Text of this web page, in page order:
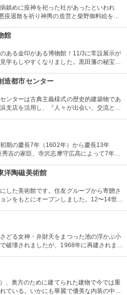
鎮めに疫神を祀った社があったといわれ
疫退散を祈り神輿の造営と柴野御料絵をし
運「玉の輿」のご利益を願う人で賑う。
館
ある金印がある博物館！11/3に常設展示が
学もしやすくなりました。黒田藩の秘宝も
造都市センター
ンターは古典主義様式の歴史的建築物であ
支店を活用し、『人々が出会い、交流と創
す。
期の慶長7年（1602年）から慶長13年
秀吉の家臣、寺沢志摩守広高によって7年の
とから、別名「舞鶴城」と呼ばれている。
施設として天守閣が建てられ、天守閣内は
おり、唐津藩の資料や唐津焼などが展示さ
れることができる。また、展望所からは玄
である虹の松原の雄大な景観や、松浦川と
見ることができる。
洋陶磁美術館
した美術館です。住友グループから寄贈さ
ンをもとにオープンしました。12〜14世紀
ています。
どる女神・弁財天をまつった池の浮かぶ小
破壊されましたが、1968年に再建されまし
の現在では緑の庭園の一部として親しまれ
、奥方のために建てられた建物で今では重
ている。いかにも華麗で優美な内装の中で